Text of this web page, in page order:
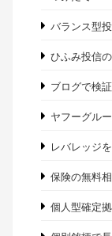
バランス型
ひふみ投信
ブログで検
ヤフーグル
レバレッジ
保険の無料
個人型確定